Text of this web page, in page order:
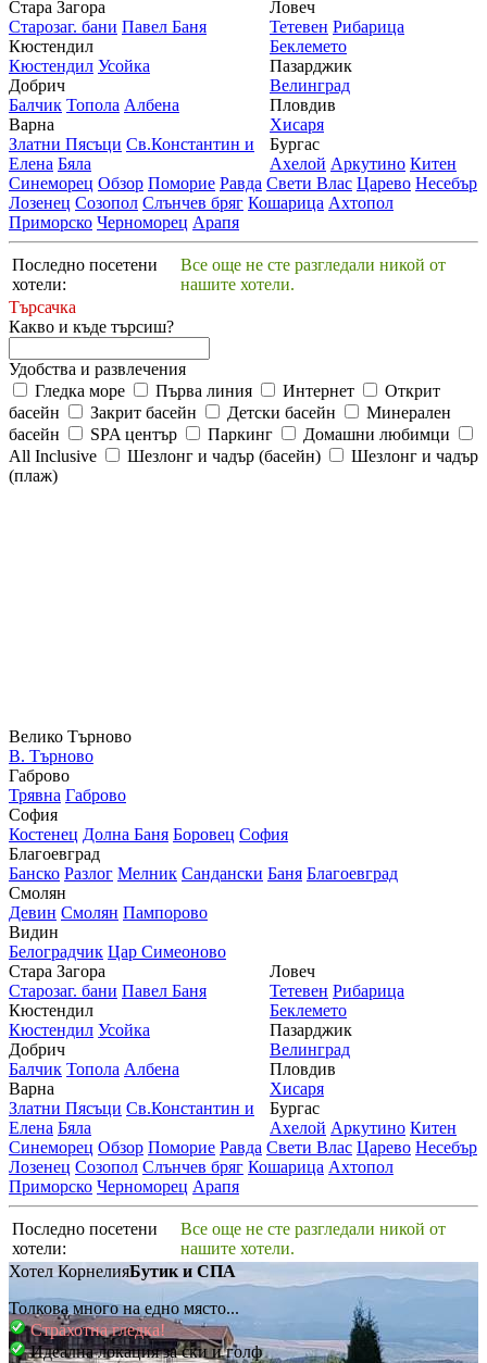
Стара Загора
Старозаг. бани Павел Баня
Кюстендил
Кюстендил Усойка
Добрич
Балчик Топола Албена
Варна
Златни Пясъци Св.Константин и
Елена Бяла
Ловеч
Тетевен Рибарица
Беклемето
Пазарджик
Велинград
Пловдив
Хисаря
Бургас
Ахелой Аркутино Китен
Синеморец Обзор Поморие Равда Свети Влас Царево Несебър
Лозенец Созопол Слънчев бряг Кошарица Ахтопол
Приморско Черноморец Арапя
Последно посетени
хотели:
Все още не сте разгледали никой от
нашите хотели.
Търсачка
Какво и къде търсиш?
Удобства и развлечения
Гледка море
Първа линия Интернет
Открит
басейн
Закрит басейн Детски басейн
Минерален
басейн
SPA център Паркинг
Домашни любимци
All Inclusive
Шезлонг и чадър (басейн)
Шезлонг и чадър
(плаж)
Велико Търново
В. Търново
Габрово
Трявна Габрово
София
Костенец Долна Баня Боровец София
Благоевград
Банско Разлог Мелник Сандански Баня Благоевград
Смолян
Девин Смолян Пампорово
Видин
Белоградчик Цар Симеоново
Стара Загора
Старозаг. бани Павел Баня
Кюстендил
Кюстендил Усойка
Добрич
Балчик Топола Албена
Варна
Златни Пясъци Св.Константин и
Елена Бяла
Ловеч
Тетевен Рибарица
Беклемето
Пазарджик
Велинград
Пловдив
Хисаря
Бургас
Ахелой Аркутино Китен
Синеморец Обзор Поморие Равда Свети Влас Царево Несебър
Лозенец Созопол Слънчев бряг Кошарица Ахтопол
Приморско Черноморец Арапя
Последно посетени
хотели:
Все още не сте разгледали никой от
нашите хотели.
Хотел КорнелияБутик и СПА
Толкова много на едно място...
Страхотна гледка!
Идеална локация за ски и голф